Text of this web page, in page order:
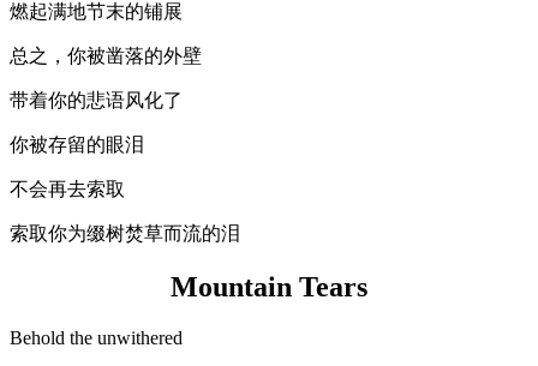
燃起满地节末的铺展
总之，你被凿落的外壁
带着你的悲语风化了
你被存留的眼泪
不会再去索取
索取你为缀树焚草而流的泪
Mountain Tears
Behold the unwithered